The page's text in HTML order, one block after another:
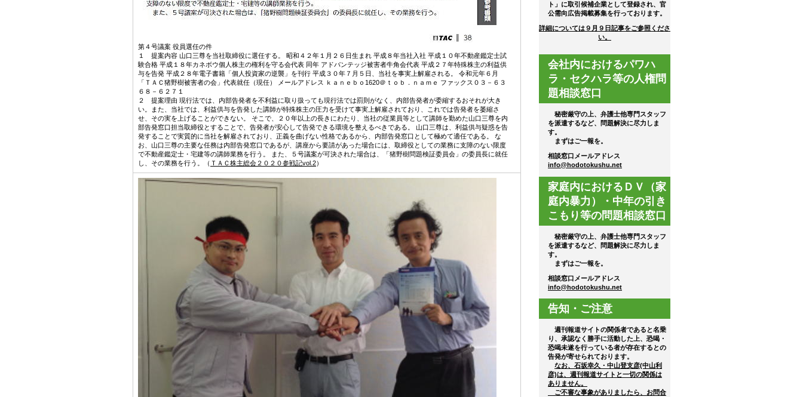
第４号議案 役員選任の件
１ 提案内容 山口三尊を当社取締役に選任する。 昭和４２年１月２６日生まれ 平成８年当社入社 平成１０年不動産鑑定士試
験合格 平成１８年カネボウ個人株主の権利を守る会代表 同年 アドバンテッジ被害者牛角会代表 平成２７年特殊株主の利益供
与を告発 平成２８年電子書籍「個人投資家の逆襲」を刊行 平成３０年７月５日、当社を事実上解雇される。 令和元年６月
「ＴＡＣ猪野樹被害者の会」代表就任（現任） メールアドレス ｋａｎｅｂｏ1620＠ｔｏｂ．ｎａｍｅ ファックス０３－６３
６８－６２７１
２ 提案理由 現行法では、内部告発者を不利益に取り扱っても現行法では罰則がなく、内部告発者が委縮するおそれが大き
い。また、当社では、利益供与を告発した講師が特殊株主の圧力を受けて事実上解雇されており、これでは告発者を萎縮さ
せ、その実を上げることができない。 そこで、２０年以上の長きにわたり、当社の従業員等として講師を勤めた山口三尊を内
部告発窓口担当取締役とすることで、告発者が安心して告発できる環境を整えるべきである。 山口三尊は、利益供与疑惑を告
発することで実質的に当社を解雇されており、正義を曲げない性格であるから、内部告発窓口として極めて適任である。 な
お、山口三尊の主要な任務は内部告発窓口であるが、講座から要請があった場合には、取締役としての業務に支障のない限度
で不動産鑑定士・宅建等の講師業務を行う。 また、５号議案が可決された場合は、「猪野樹問題検証委員会」の委員長に就任
し、その業務を行う。（ ＴＡＣ株主総会２０２０参戦記vol.2）
ト」に取引候補企業として登録され、官
公需向広告掲載募集を行っております。
詳細については９月９日記事をご参照くださ
い。
会社内におけるパワハ
ラ・セクハラ等の人権問
題相談窓口
秘密厳守の上、弁護士他専門スタッフ
を派遣するなど、問題解決に尽力しま
す。
まずはご一報を。
相談窓口メールアドレス
info@hodotokushu.net
家庭内におけるＤＶ（家
庭内暴力）・中年の引き
こもり等の問題相談窓口
秘密厳守の上、弁護士他専門スタッフ
を派遣するなど、問題解決に尽力しま
す。
まずはご一報を。
相談窓口メールアドレス
info@hodotokushu.net
告知・ご注意
週刊報道サイトの関係者であると名乗
り、承認なく勝手に活動した上、恐喝・
恐喝未遂を行っている者が存在するとの
告発が寄せられております。
なお、石坂幸久・中山登支彦(中山利
彦)は、週刊報道サイトと一切の関係は
ありません。
ご不審な事象がありましたら、お問合